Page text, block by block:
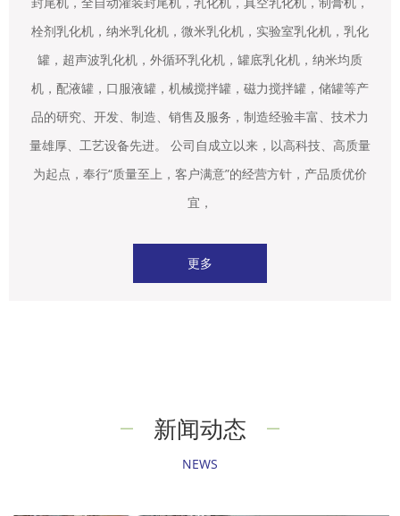
栓剂乳化机，纳米乳化机，微米乳化机，实验室乳化机，乳化
罐，超声波乳化机，外循环乳化机，罐底乳化机，纳米均质
机，配液罐，口服液罐，机械搅拌罐，磁力搅拌罐，储罐等产
品的研究、开发、制造、销售及服务，制造经验丰富、技术力
量雄厚、工艺设备先进。 公司自成立以来，以高科技、高质量
为起点，奉行“质量至上，客户满意”的经营方针，产品质优价
宜，
更多
新闻动态
NEWS